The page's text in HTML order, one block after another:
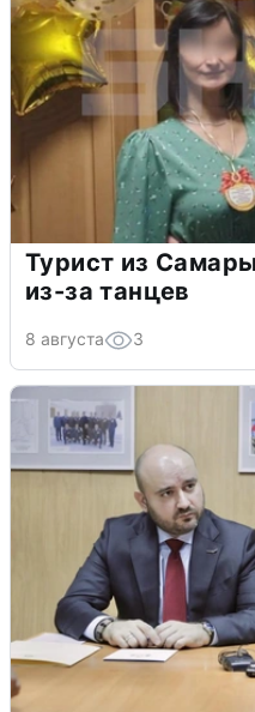
Турист из
из-за танцев
8 августа 3